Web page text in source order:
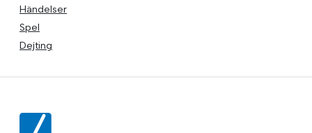
Händelser
Spel
Dejting